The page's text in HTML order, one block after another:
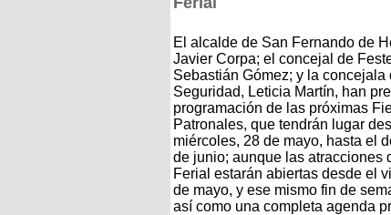
El alcalde de San Fernando de
Javier Corpa; el concejal de
Sebastián Gómez; y la concejala
Seguridad, Leticia Martín, han
programación de las próximas
Patronales, que tendrán lugar
miércoles, 28 de mayo, hasta el
de junio; aunque las atracciones
Ferial estarán abiertas desde el
de mayo, y ese mismo fin de
así como una completa agenda